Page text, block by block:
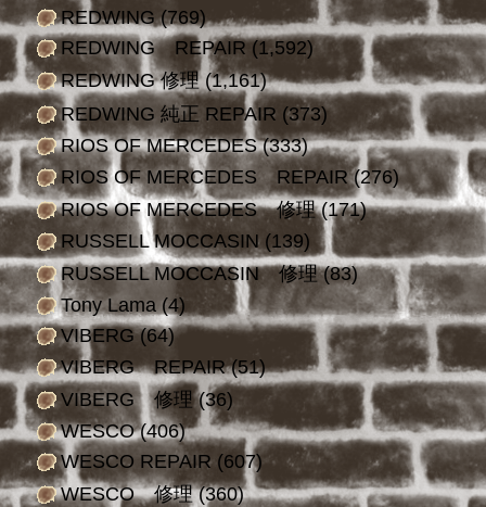
REDWING(769)
REDWING REPAIR(1,592)
REDWING 修理(1,161)
REDWING 純正 REPAIR (373)
RIOS OF MERCEDES(333)
RIOS OF MERCEDES REPAIR(276)
RIOS OF MERCEDES 修理(171)
RUSSELL MOCCASIN(139)
RUSSELL MOCCASIN 修理(83)
Tony Lama(4)
VIBERG(64)
VIBERG REPAIR(51)
VIBERG 修理(36)
WESCO(406)
WESCO REPAIR(607)
WESCO 修理(360)